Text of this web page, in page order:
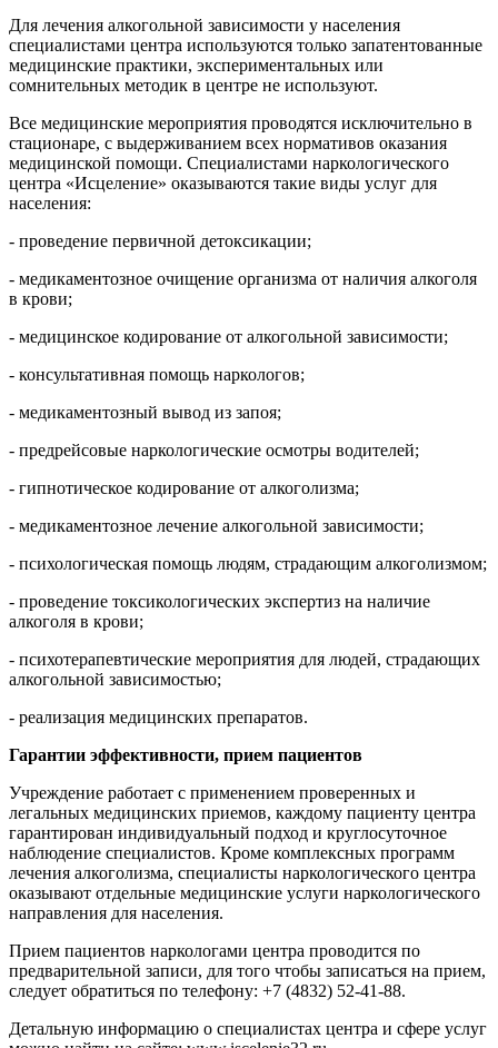
Для лечения алкогольной зависимости у населения
специалистами центра используются только запатентованные
медицинские практики, экспериментальных или
сомнительных методик в центре не используют.
Все медицинские мероприятия проводятся исключительно в
стационаре, с выдерживанием всех нормативов оказания
медицинской помощи. Специалистами наркологического
центра «Исцеление» оказываются такие виды услуг для
населения:
- проведение первичной детоксикации;
- медикаментозное очищение организма от наличия алкоголя
в крови;
- медицинское кодирование от алкогольной зависимости;
- консультативная помощь наркологов;
- медикаментозный вывод из запоя;
- предрейсовые наркологические осмотры водителей;
- гипнотическое кодирование от алкоголизма;
- медикаментозное лечение алкогольной зависимости;
- психологическая помощь людям, страдающим алкоголизмом;
- проведение токсикологических экспертиз на наличие
алкоголя в крови;
- психотерапевтические мероприятия для людей, страдающих
алкогольной зависимостью;
- реализация медицинских препаратов.
Гарантии эффективности, прием пациентов
Учреждение работает с применением проверенных и
легальных медицинских приемов, каждому пациенту центра
гарантирован индивидуальный подход и круглосуточное
наблюдение специалистов. Кроме комплексных программ
лечения алкоголизма, специалисты наркологического центра
оказывают отдельные медицинские услуги наркологического
направления для населения.
Прием пациентов наркологами центра проводится по
предварительной записи, для того чтобы записаться на прием,
следует обратиться по телефону: +7 (4832) 52-41-88.
Детальную информацию о специалистах центра и сфере услуг